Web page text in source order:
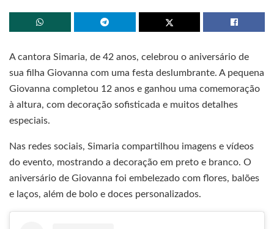
A cantora Simaria, de 42 anos, celebrou o aniversário de
sua filha Giovanna com uma festa deslumbrante. A pequena
Giovanna completou 12 anos e ganhou uma comemoração
à altura, com decoração sofisticada e muitos detalhes
especiais.
Nas redes sociais, Simaria compartilhou imagens e vídeos
do evento, mostrando a decoração em preto e branco. O
aniversário de Giovanna foi embelezado com flores, balões
e laços, além de bolo e doces personalizados.